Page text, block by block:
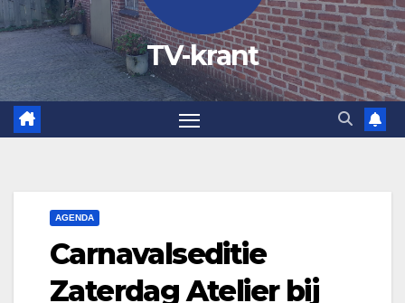
TV-krant
AGENDA
Carnavalseditie
Zaterdag Atelier bij